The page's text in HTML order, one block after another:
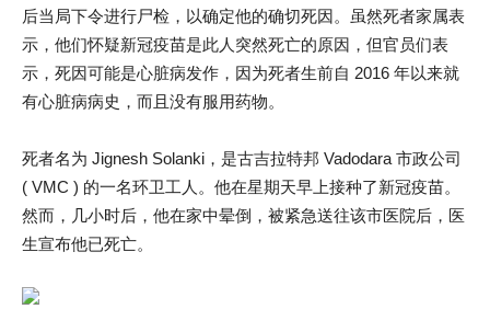
后当局下令进行尸检，以确定他的确切死因。虽然死者家属表
示，他们怀疑新冠疫苗是此人突然死亡的原因，但官员们表
示，死因可能是心脏病发作，因为死者生前自 2016 年以来就
有心脏病病史，而且没有服用药物。
死者名为 Jignesh Solanki，是古吉拉特邦 Vadodara 市政公司
( VMC ) 的一名环卫工人。他在星期天早上接种了新冠疫苗。
然而，几小时后，他在家中晕倒，被紧急送往该市医院后，医
生宣布他已死亡。